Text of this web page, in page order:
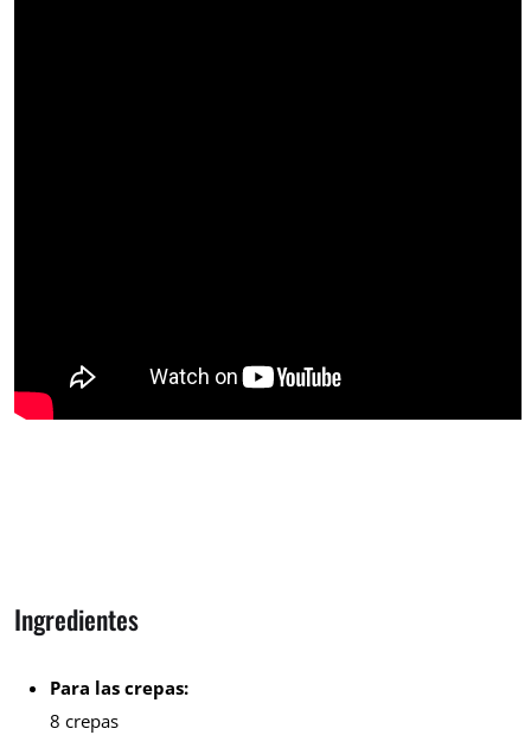
Ingredientes
Para las crepas:
8 crepas